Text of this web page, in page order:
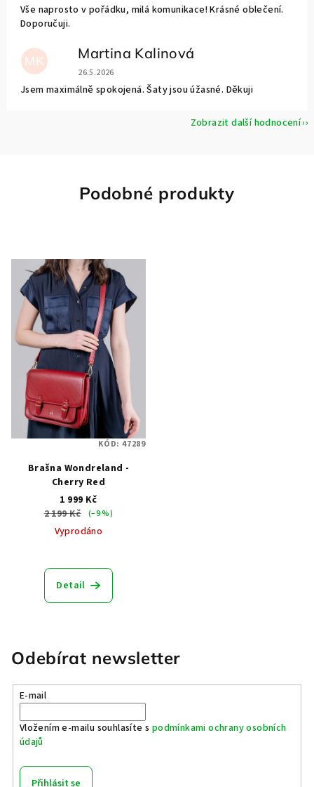
Vše naprosto v pořádku, milá komunikace! Krásné oblečení.
Doporučuji.
MK Martina Kalinová
Hodnocení obchodu je 5 z 5 hvězdiček.
26.5.2026
Jsem maximálně spokojená. Šaty jsou úžasné. Děkuji
Zobrazit další hodnocení
Podobné produkty
Brašna Wondreland -
Cherry Red
1 999 Kč
2 199 Kč (–9 %)
Vyprodáno
Detail
KÓD: 47289
Odebírat newsletter
E-mail
Vložením e-mailu souhlasíte s podmínkami ochrany osobních
údajů
Přihlásit se